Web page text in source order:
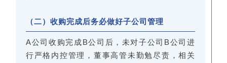
（二）收购完成后务必做好子公司管理
A公司收购完成B公司后，未对子公司B公司进
行严格内控管理，董事高管未勤勉尽责，相关